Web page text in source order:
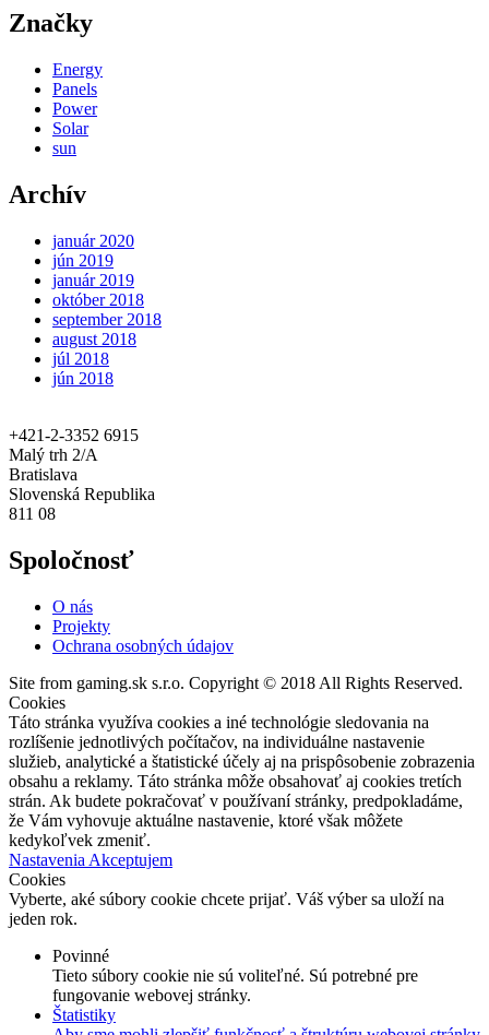
Značky
Energy
Panels
Power
Solar
sun
Archív
január 2020
jún 2019
január 2019
október 2018
september 2018
august 2018
júl 2018
jún 2018
+421-2-3352 6915
Malý trh 2/A
Bratislava
Slovenská Republika
811 08
Spoločnosť
O nás
Projekty
Ochrana osobných údajov
Site from gaming.sk s.r.o. Copyright © 2018 All Rights Reserved.
Cookies
Táto stránka využíva cookies a iné technológie sledovania na
rozlíšenie jednotlivých počítačov, na individuálne nastavenie
služieb, analytické a štatistické účely aj na prispôsobenie zobrazenia
obsahu a reklamy. Táto stránka môže obsahovať aj cookies tretích
strán. Ak budete pokračovať v používaní stránky, predpokladáme,
že Vám vyhovuje aktuálne nastavenie, ktoré však môžete
kedykoľvek zmeniť.
Nastavenia Akceptujem
Cookies
Vyberte, aké súbory cookie chcete prijať. Váš výber sa uloží na
jeden rok.
Povinné
Tieto súbory cookie nie sú voliteľné. Sú potrebné pre
fungovanie webovej stránky.
Štatistiky